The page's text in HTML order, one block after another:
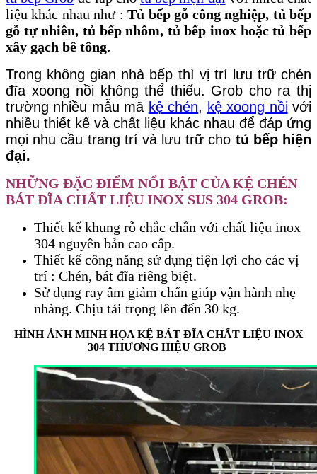
liệu khác nhau như :Tủ bếp gỗ công nghiệp, tủ bếp
gỗ tự nhiên, tủ bếp nhôm, tủ bếp inox hoặc tủ bếp
xây gạch bê tông.
Trong không gian nhà bếp thì vị trí lưu trữ chén
đĩa xoong nồi không thể thiếu. Grob cho ra thị
trường nhiều mẫu mã kệ chén, kệ xoong nồivới
nhiều thiết kế và chất liệu khác nhau để đáp ứng
mọi nhu cầu trang trí và lưu trữ cho tủ bếp hiện
đại.
NHỮNG ĐẶC ĐIỂM NỔI BẬT CỦA KỆ CHÉN
BÁT ĐĨA CHẤT LIỆU INOX SUS 304 GROB:
Thiết kế khung rỗ chắc chắn với chất liệu inox
304 nguyên bản cao cấp.
Thiết kế công năng sử dụng tiện lợi cho các vị
trí : Chén, bát đĩa riêng biệt.
Sử dụng ray âm giảm chấn giúp vận hành nhẹ
nhàng. Chịu tải trọng lên đến 30 kg.
HÌNH ẢNH MINH HỌA KỆ BÁT ĐĨA CHẤT LIỆU INOX
304 THƯƠNG HIỆU GROB